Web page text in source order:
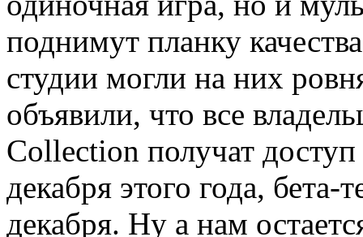
поднимут планку
студии могли на них
объявили, что все
Collection получат
декабря этого года,
декабря. Ну а нам